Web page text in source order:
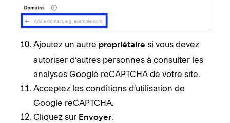
Ajoutez un autre propriétaire si vous devez
autoriser d’autres personnes à consulter les
analyses Google reCAPTCHA de votre site.
Acceptez les conditions d'utilisation de
Google reCAPTCHA.
Cliquez sur Envoyer.